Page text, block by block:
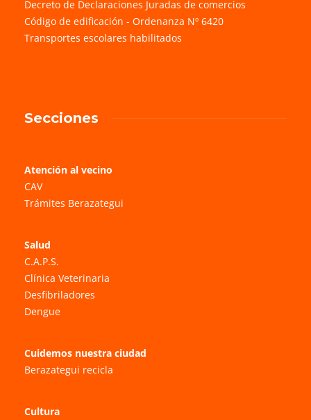
Decreto de Declaraciones Juradas de comercios
Código de edificación - Ordenanza Nº 6420
Transportes escolares habilitados
Secciones
Atención al vecino
CAV
Trámites Berazategui
Salud
C.A.P.S.
Clínica Veterinaria
Desfibriladores
Dengue
Cuidemos nuestra ciudad
Berazategui recicla
Cultura